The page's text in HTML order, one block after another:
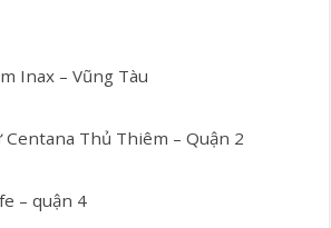
Inax – Vũng Tàu
Thủ Thiêm – Quận 2
– quận 4